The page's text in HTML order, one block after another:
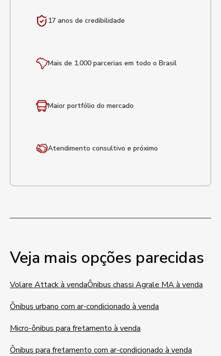
17 anos de credibilidade
Mais de 1.000 parcerias em todo o Brasil
Maior portfólio do mercado
Atendimento consultivo e próximo
Veja mais opções parecidas
Volare Attack à vendaÔnibus chassi Agrale MA à venda
Ônibus urbano com ar-condicionado à venda
Micro-ônibus para fretamento à venda
Ônibus para fretamento com ar-condicionado à venda